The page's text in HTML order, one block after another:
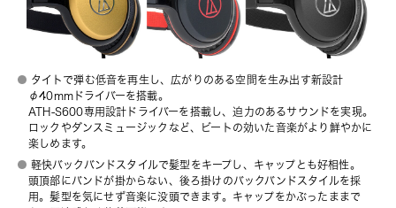
タイトで弾む低音を再生し、広がりのある空間を生み出す新設計
φ40mmドライバーを搭載。
ATH-S600専用設計ドライバーを搭載し、迫力のあるサウンドを実現。
ロックやダンスミュージックなど、ビートの効いた音楽がより鮮やかに
楽しめます。
軽快バックバンドスタイルで髪型をキープし、キャップとも好相性。
頭頂部にバンドが掛からない、後ろ掛けのバックバンドスタイルを採
用。髪型を気にせず音楽に没頭できます。キャップをかぶったままで